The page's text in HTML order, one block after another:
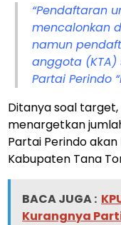
“Pendaftaran
mencalonkan
namun
anggota
Partai Perindo
Ditanya soal
menargetkan
Partai Perindo
Kabupaten Tana
BACA JUGA :
Kurangnya